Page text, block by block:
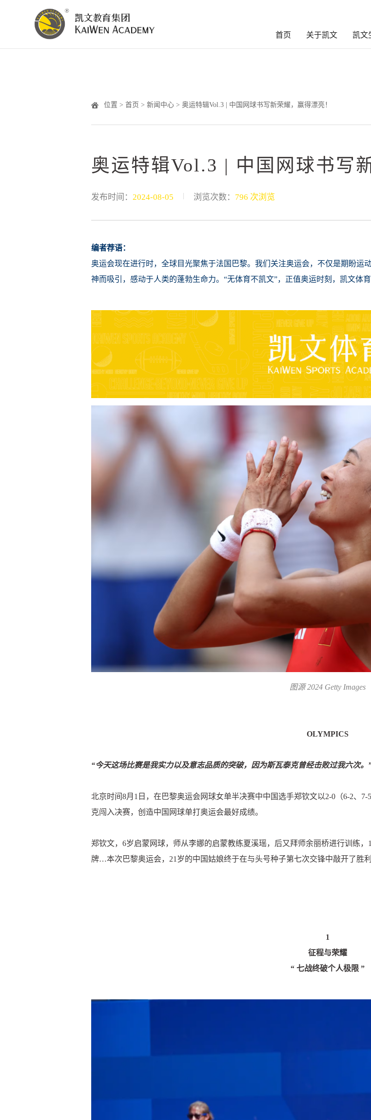
首页 关于凯文 凯文
位置 > 首页 > 新闻中心 > 奥运特辑Vol.3 | 中国网球书写新荣耀，赢得漂亮！
奥运特辑Vol.3 | 中国网球书写
发布时间： 2024-08-05 浏览次数： 796 次浏览
编者荐语：
奥运会现在进行时，全球目光聚焦于法国巴黎。我们关注奥运会，不仅是期盼运
神而吸引，感动于人类的蓬勃生命力。“无体育不凯文”，正值奥运时刻，凯文体
图源 2024 Getty Images
OLYMPICS
“今天这场比赛是我实力以及意志品质的突破，因为斯瓦泰克曾经击败过我六次
北京时间8月1日，在巴黎奥运会网球女单半决赛中中国选手郑钦文以2-0（6-2、
克闯入决赛，创造中国网球单打奥运会最好成绩。
郑钦文，6岁启蒙网球，师从李娜的启蒙教练夏溪瑶，后又拜师余丽桥进行训练
牌…本次巴黎奥运会，21岁的中国姑娘终于在与头号种子第七次交锋中敲开了胜利
1
征程与荣耀
“ 七战终破个人极限 ”